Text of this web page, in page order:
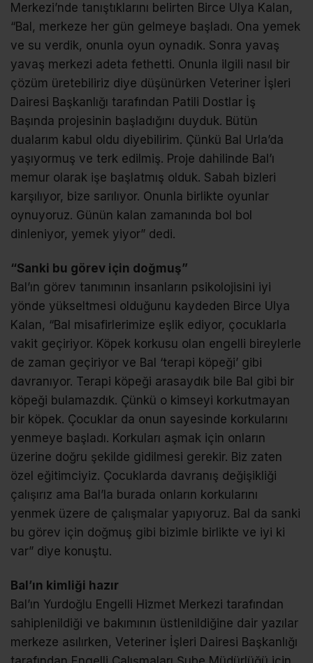
Merkezi’nde tanıştıklarını belirten Birce Ulya Kalan,
“Bal, merkeze her gün gelmeye başladı. Ona yemek
ve su verdik, onunla oyun oynadık. Sonra yavaş
yavaş merkezi adeta fethetti. Onunla ilgili nasıl bir
çözüm üretebiliriz diye düşünürken Veteriner İşleri
Dairesi Başkanlığı tarafından Patili Dostlar İş
Başında projesinin başladığını duyduk. Bütün
dualarım kabul oldu diyebilirim. Çünkü Bal Urla’da
yaşıyormuş ve terk edilmiş. Proje dahilinde Bal’ı
memur olarak işe başlatmış olduk. Sabah bizleri
karşılıyor, bize sarılıyor. Onunla birlikte oyunlar
oynuyoruz. Günün kalan zamanında bol bol
dinleniyor, yemek yiyor” dedi.
“Sanki bu görev için doğmuş”
Bal’ın görev tanımının insanların psikolojisini iyi
yönde yükseltmesi olduğunu kaydeden Birce Ulya
Kalan, “Bal misafirlerimize eşlik ediyor, çocuklarla
vakit geçiriyor. Köpek korkusu olan engelli bireylerle
de zaman geçiriyor ve Bal ‘terapi köpeği’ gibi
davranıyor. Terapi köpeği arasaydık bile Bal gibi bir
köpeği bulamazdık. Çünkü o kimseyi korkutmayan
bir köpek. Çocuklar da onun sayesinde korkularını
yenmeye başladı. Korkuları aşmak için onların
üzerine doğru şekilde gidilmesi gerekir. Biz zaten
özel eğitimciyiz. Çocuklarda davranış değişikliği
çalışırız ama Bal’la burada onların korkularını
yenmek üzere de çalışmalar yapıyoruz. Bal da sanki
bu görev için doğmuş gibi bizimle birlikte ve iyi ki
var” diye konuştu.
Bal’ın kimliği hazır
Bal’ın Yurdoğlu Engelli Hizmet Merkezi tarafından
sahiplenildiği ve bakımının üstlenildiğine dair yazılar
merkeze asılırken, Veteriner İşleri Dairesi Başkanlığı